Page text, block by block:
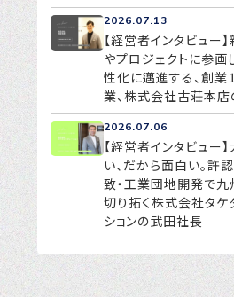
2026.07.13
【経営者インタビュー
やプロジェクトに参画
性化に邁進する、創業
業、株式会社古荘本
2026.07.06
【経営者インタビュー
い、だから面白い。許
致・工業団地開発で
切り拓く株式会社タケ
ションの武田社長